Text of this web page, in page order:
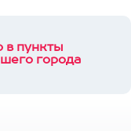
в пункты
города